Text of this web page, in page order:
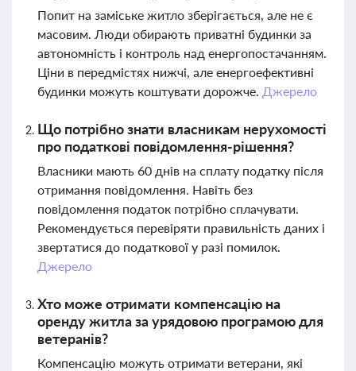
Попит на заміське житло зберігається, але не є
масовим. Люди обирають приватні будинки за
автономність і контроль над енергопостачанням.
Ціни в передмістях нижчі, але енергоефективні
будинки можуть коштувати дорожче. Джерело
Що потрібно знати власникам нерухомості
про податкові повідомлення-рішення?
Власники мають 60 днів на сплату податку після
отримання повідомлення. Навіть без
повідомлення податок потрібно сплачувати.
Рекомендується перевіряти правильність даних і
звертатися до податкової у разі помилок.
Джерело
Хто може отримати компенсацію на
оренду житла за урядовою програмою для
ветеранів?
Компенсацію можуть отримати ветерани, які